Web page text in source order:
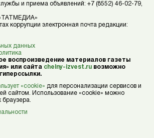
и приема объявлений: +7 (8552) 46-02-79,
коррупции электронная почта редакции:
данных
воспроизведение материалов газеты
или сайта chelny-izvest.ru возможно
«cookie» для персонализации сервисов и
сайтом. Использование «cookie» можно
браузера.